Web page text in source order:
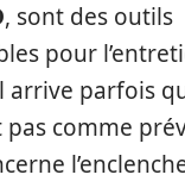
, sont des outils
pour
arrive parfois
comme